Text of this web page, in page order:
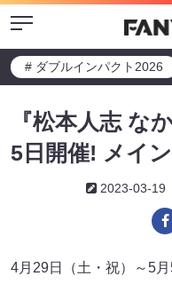
Menu
# ダブルインパクト2026
『松本人志 な
5日開催! メイ
2023-03-19
4月29日（土・祝）～5